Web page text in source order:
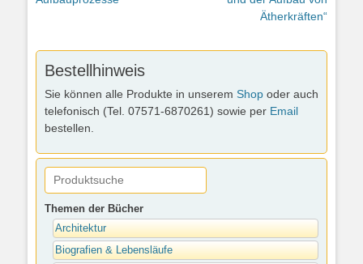
Ätherkräften“
Bestellhinweis
Sie können alle Produkte in unserem Shop oder auch
telefonisch (Tel. 07571-6870261) sowie per Email
bestellen.
Themen der Bücher
Architektur
Biografien & Lebensläufe